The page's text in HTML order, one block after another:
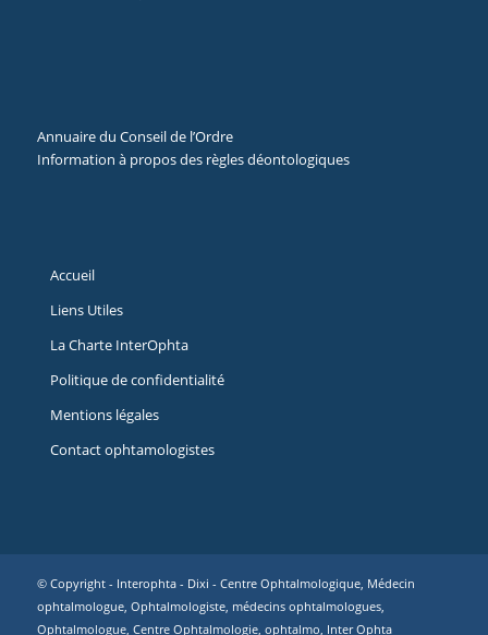
Annuaire du Conseil de l’Ordre
Information à propos des règles déontologiques
Accueil
Liens Utiles
La Charte InterOphta
Politique de confidentialité
Mentions légales
Contact ophtamologistes
© Copyright - Interophta - Dixi - Centre Ophtalmologique, Médecin
ophtalmologue, Ophtalmologiste, médecins ophtalmologues,
Ophtalmologue, Centre Ophtalmologie, ophtalmo, Inter Ophta